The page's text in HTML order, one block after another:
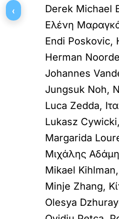
Derek Michael
Ελένη
Endi Poskovic,
Herman
Johannes
Jungsuk Noh,
Luca Zedda,
Lukasz
Margarida
Μιχάλης
Mikael
Minje Zhang,
Olesya
‹